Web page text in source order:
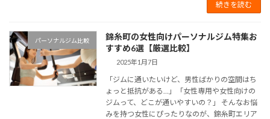
続きを読む
パーソナルジム比較
錦糸町の女性向けパーソナルジム特集お
すすめ6選【厳選比較】
2025年1月7日
「ジムに通いたいけど、男性ばかりの空間はち
ょっと抵抗がある…」「女性専用や女性向けの
ジムって、どこが通いやすいの？」 そんなお悩
みを持つ女性にぴったりなのが、錦糸町エリア